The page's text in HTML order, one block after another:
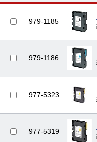
979-1185
979-1186
977-5323
977-5319